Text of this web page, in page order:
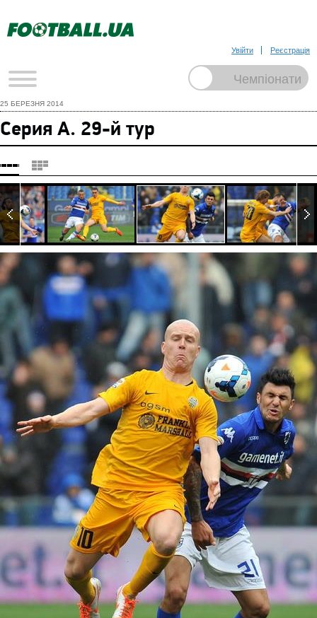
Увійти Реєстрація
25 БЕРЕЗНЯ 2014
Серия А. 29-й тур